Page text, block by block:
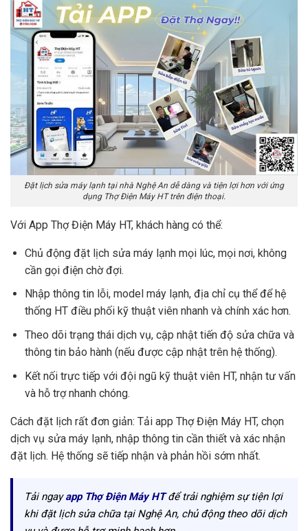
Đặt lịch sửa máy lạnh tại nhà Nghệ An dễ dàng và tiện lợi hơn với ứng
dụng Thợ Điện Máy HT trên điện thoại.
Với App Thợ Điện Máy HT, khách hàng có thể:
Chủ động đặt lịch sửa máy lạnh mọi lúc, mọi nơi, không
cần gọi điện chờ đợi.
Nhập thông tin lỗi, model máy lạnh, địa chỉ cụ thể để hệ
thống HT điều phối kỹ thuật viên nhanh và chính xác hơn.
Theo dõi trạng thái dịch vụ, cập nhật tiến độ sửa chữa và
thông tin bảo hành (nếu được cập nhật trên hệ thống).
Kết nối trực tiếp với đội ngũ kỹ thuật viên HT, nhận tư vấn
và hỗ trợ nhanh chóng.
Cách đặt lịch rất đơn giản: Tải app Thợ Điện Máy HT, chọn
dịch vụ sửa máy lạnh, nhập thông tin cần thiết và xác nhận
đặt lịch. Hệ thống sẽ tiếp nhận và phản hồi sớm nhất.
Tải ngayapp Thợ Điện Máy HTđể trải nghiệm sự tiện lợi
khi đặt lịch sửa chữa tại Nghệ An, chủ động theo dõi dịch